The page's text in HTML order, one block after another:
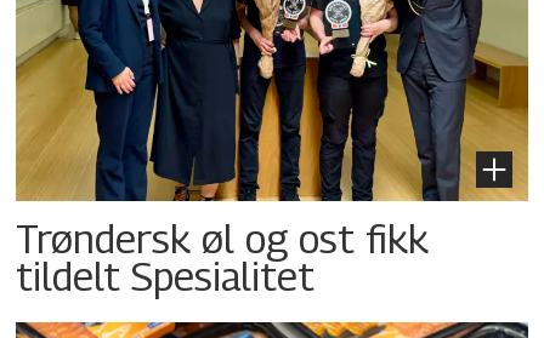
Trøndersk øl og ost fikk
tildelt Spesialitet